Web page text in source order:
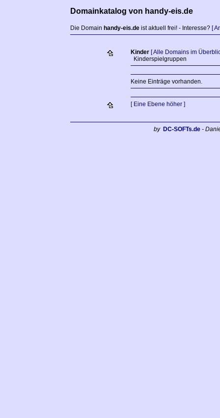
Domainkatalog von handy-eis.de
Die Domain handy-eis.de ist aktuell frei! - Interesse? [
Kinder [ Alle Domains im
Kinderspielgruppen
Keine Einträge vorhanden.
[ Eine Ebene höher ]
by DC-SOFTs.de -